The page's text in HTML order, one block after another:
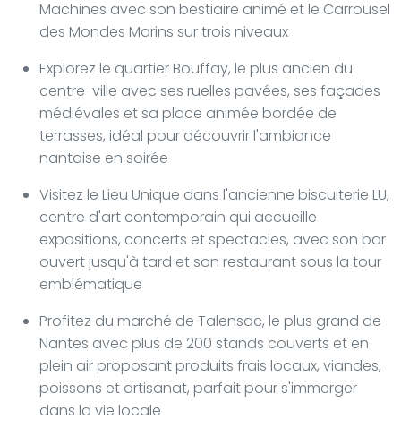
Machines avec son bestiaire animé et le Carrousel
des Mondes Marins sur trois niveaux
Explorez le quartier Bouffay, le plus ancien du
centre-ville avec ses ruelles pavées, ses façades
médiévales et sa place animée bordée de
terrasses, idéal pour découvrir l'ambiance
nantaise en soirée
Visitez le Lieu Unique dans l'ancienne biscuiterie LU,
centre d'art contemporain qui accueille
expositions, concerts et spectacles, avec son bar
ouvert jusqu'à tard et son restaurant sous la tour
emblématique
Profitez du marché de Talensac, le plus grand de
Nantes avec plus de 200 stands couverts et en
plein air proposant produits frais locaux, viandes,
poissons et artisanat, parfait pour s'immerger
dans la vie locale